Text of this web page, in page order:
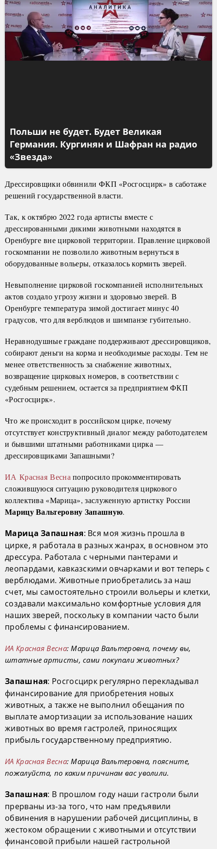
Польши не будет. Будет Великая
Германия. Кургинян и Шафран на радио
«Звезда»
Дрессировщики обвинили ФКП «Росгосцирк» в саботаже
решений государственной власти.
Так, к октябрю 2022 года артисты вместе с
дрессированными дикими животными находятся в
Оренбурге вне цирковой территории. Правление цирковой
госкомпании не позволило животным вернуться в
оборудованные вольеры, отказалось кормить зверей.
Невыполнение цирковой госкомпанией исполнительных
актов создало угрозу жизни и здоровью зверей. В
Оренбурге температура зимой достигает минус 40
градусов, что для верблюдов и шимпанзе губительно.
Неравнодушные граждане поддерживают дрессировщиков,
собирают деньги на корма и необходимые расходы. Тем не
менее ответственность за снабжение животных,
возвращение цирковых номеров, в соответствии с
судебным решением, остается за предприятием ФКП
«Росгосцирк».
Что же происходит в российском цирке, почему
отсутствует конструктивный диалог между работодателем
и бывшими штатными работниками цирка —
дрессировщиками Запашными?
ИА Красная Веснапопросило прокомментировать
сложившуюся ситуацию руководителя циркового
коллектива «Марица», заслуженную артистку России
Марицу Вальтеровну Запашную.
Марица Запашная: Вся моя жизнь прошла в
цирке, я работала в разных жанрах, в основном это
дрессура. Работала с черными пантерами и
леопардами, кавказскими овчарками и вот теперь с
верблюдами. Животные приобретались за наш
счет, мы самостоятельно строили вольеры и клетки,
создавали максимально комфортные условия для
наших зверей, поскольку в компании часто были
проблемы с финансированием.
ИА Красная Весна: Марица Вальтеровна, почему вы,
штатные артисты, сами покупали животных?
Запашная: Росгосцирк регулярно перекладывал
финансирование для приобретения новых
животных, а также не выполнил обещания по
выплате амортизации за использование наших
животных во время гастролей, приносящих
прибыль государственному предприятию.
ИА Красная Весна: Марица Вальтеровна, поясните,
пожалуйста, по каким причинам вас уволили.
Запашная: В прошлом году наши гастроли были
прерваны из-за того, что нам предъявили
обвинения в нарушении рабочей дисциплины, в
жестоком обращении с животными и отсутствии
финансовой прибыли нашей гастрольной